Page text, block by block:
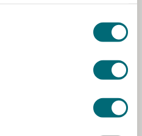
rådgivere